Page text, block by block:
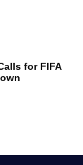
for FIFA